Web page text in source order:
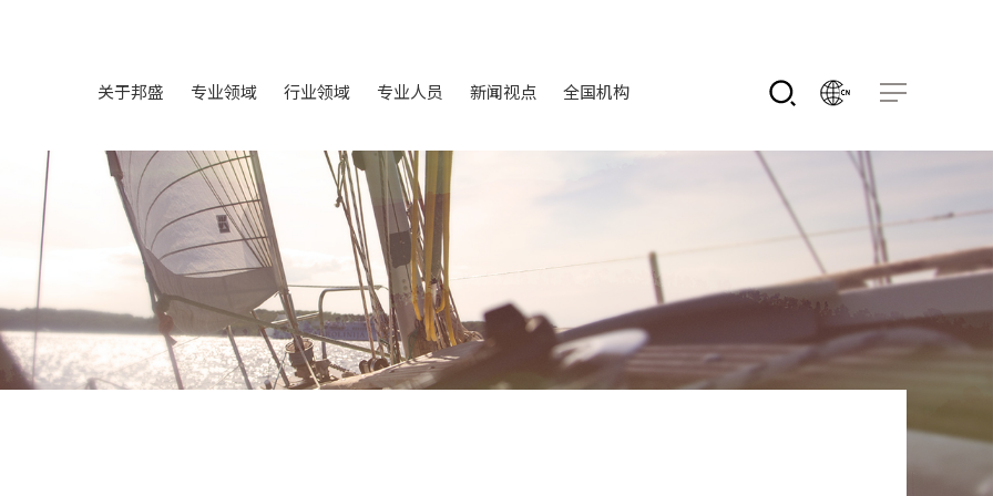
关于邦盛 专业领域 行业领域 专业人员 新闻视点 全国机构